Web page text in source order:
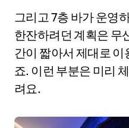
그리고 7층 바가 운영
한잔하려던 계획은 무
간이 짧아서 제대로 이
죠. 이런 부분은 미리
려요.